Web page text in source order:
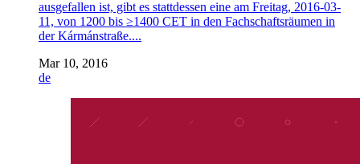
ausgefallen ist, gibt es stattdessen eine am Freitag, 2016-03-
11, von 1200 bis ≥1400 CET in den Fachschaftsräumen in
der Kármánstraße....
Mar 10, 2016
de